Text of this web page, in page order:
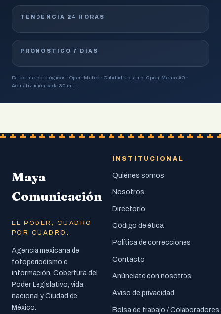
TENDENCIA 24 HORAS
PRONÓSTICO 7 DÍAS
Datos meteorológicos: Open-Meteo · Calidad del aire: Open-Meteo AQ ·
Actualización cada 30 min
Maya
Comunicación
EL PODER, CUADRO
POR CUADRO.
Agencia mexicana de
fotoperiodismo e
información. Cobertura del
Poder Legislativo, vida
nacional y Ciudad de
México.
INSTITUCIONAL
Quiénes somos
Nosotros
Directorio
Código de ética
Política de correcciones
Contacto
Anúnciate con nosotros
Aviso de privacidad
Bolsa de trabajo / Colaboradores